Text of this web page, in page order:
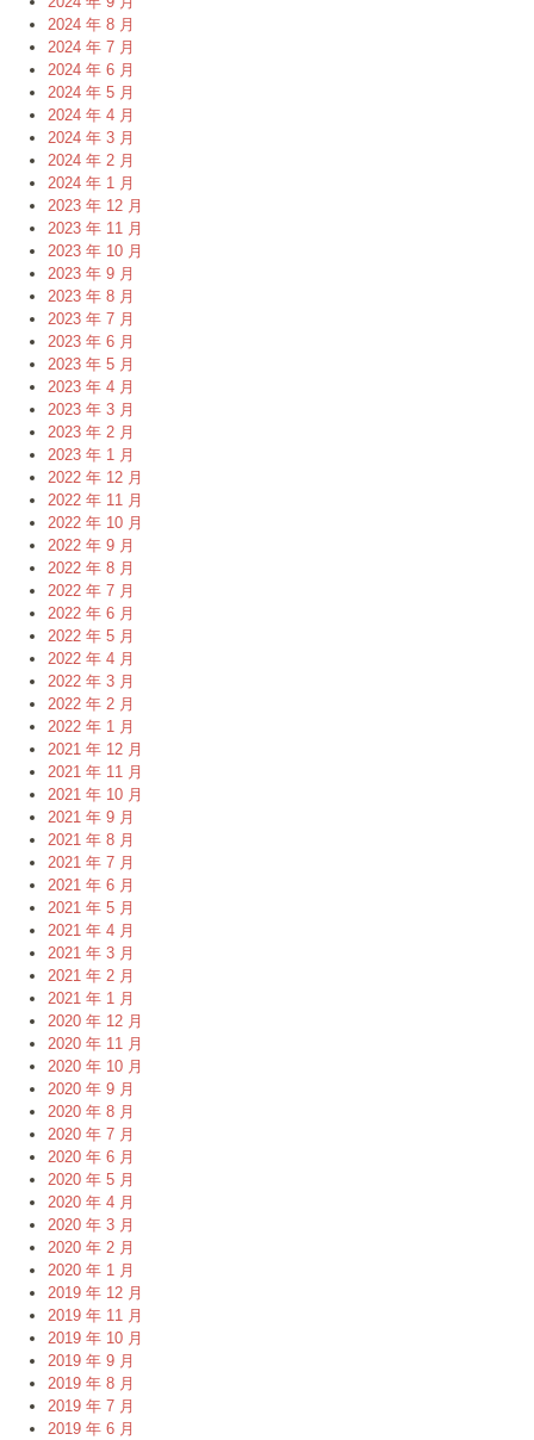
2024 年 8 月
2024 年 7 月
2024 年 6 月
2024 年 5 月
2024 年 4 月
2024 年 3 月
2024 年 2 月
2024 年 1 月
2023 年 12 月
2023 年 11 月
2023 年 10 月
2023 年 9 月
2023 年 8 月
2023 年 7 月
2023 年 6 月
2023 年 5 月
2023 年 4 月
2023 年 3 月
2023 年 2 月
2023 年 1 月
2022 年 12 月
2022 年 11 月
2022 年 10 月
2022 年 9 月
2022 年 8 月
2022 年 7 月
2022 年 6 月
2022 年 5 月
2022 年 4 月
2022 年 3 月
2022 年 2 月
2022 年 1 月
2021 年 12 月
2021 年 11 月
2021 年 10 月
2021 年 9 月
2021 年 8 月
2021 年 7 月
2021 年 6 月
2021 年 5 月
2021 年 4 月
2021 年 3 月
2021 年 2 月
2021 年 1 月
2020 年 12 月
2020 年 11 月
2020 年 10 月
2020 年 9 月
2020 年 8 月
2020 年 7 月
2020 年 6 月
2020 年 5 月
2020 年 4 月
2020 年 3 月
2020 年 2 月
2020 年 1 月
2019 年 12 月
2019 年 11 月
2019 年 10 月
2019 年 9 月
2019 年 8 月
2019 年 7 月
2019 年 6 月